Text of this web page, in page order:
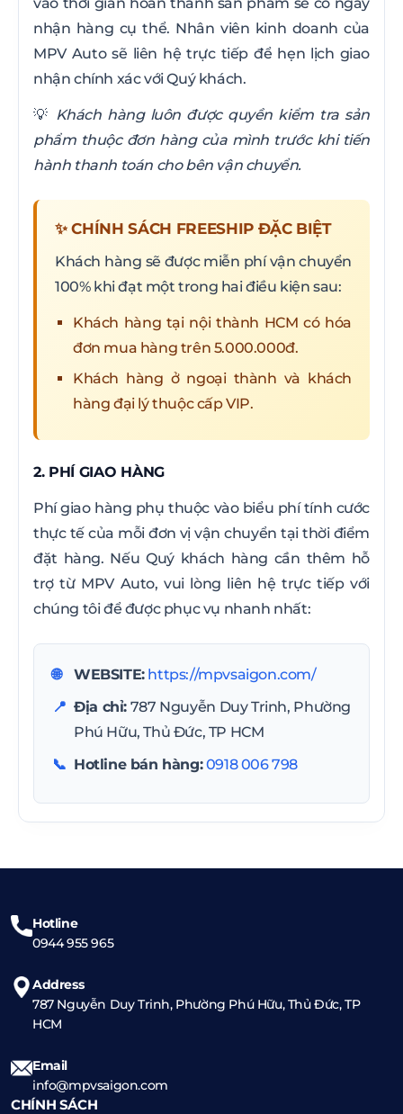
nhận hàng cụ thể. Nhân viên kinh doanh của
MPV Auto sẽ liên hệ trực tiếp để hẹn lịch giao
nhận chính xác với Quý khách.
💡 Khách hàng luôn được quyền kiểm tra sản
phẩm thuộc đơn hàng của mình trước khi tiến
hành thanh toán cho bên vận chuyển.
✨ CHÍNH SÁCH FREESHIP ĐẶC BIỆT
Khách hàng sẽ được miễn phí vận chuyển
100% khi đạt một trong hai điều kiện sau:
Khách hàng tại nội thành HCM có hóa
đơn mua hàng trên 5.000.000đ.
Khách hàng ở ngoại thành và khách
hàng đại lý thuộc cấp VIP.
2. PHÍ GIAO HÀNG
Phí giao hàng phụ thuộc vào biểu phí tính cước
thực tế của mỗi đơn vị vận chuyển tại thời điểm
đặt hàng. Nếu Quý khách hàng cần thêm hỗ
trợ từ MPV Auto, vui lòng liên hệ trực tiếp với
chúng tôi để được phục vụ nhanh nhất:
WEBSITE: https://mpvsaigon.com/
Địa chỉ:787 Nguyễn Duy Trinh, Phường
Phú Hữu, Thủ Đức, TP HCM
Hotline bán hàng:0918 006 798
Hotline
0944 955 965
Address
787 Nguyễn Duy Trinh, Phường Phú Hữu, Thủ Đức, TP
HCM
Email
info@mpvsaigon.com
CHÍNH SÁCH